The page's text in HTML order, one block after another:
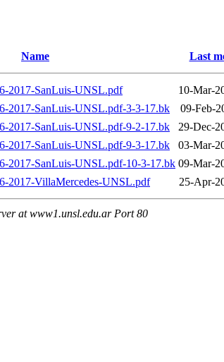
Name Last
2017-SanLuis-UNSL.pdf 10-Mar-
2017-SanLuis-UNSL.pdf-3-3-17.bk
09-Feb-
2017-SanLuis-UNSL.pdf-9-2-17.bk
29-Dec-
2017-SanLuis-UNSL.pdf-9-3-17.bk
03-Mar-
2017-SanLuis-UNSL.pdf-10-3-17.bk 09-Mar-
2017-VillaMercedes-UNSL.pdf
25-Apr-
at www1.unsl.edu.ar Port 80